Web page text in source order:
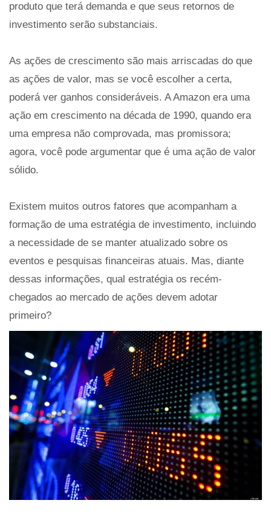
produto que terá demanda e que seus retornos de
investimento serão substanciais.
As ações de crescimento são mais arriscadas do que
as ações de valor, mas se você escolher a certa,
poderá ver ganhos consideráveis. A Amazon era uma
ação em crescimento na década de 1990, quando era
uma empresa não comprovada, mas promissora;
agora, você pode argumentar que é uma ação de valor
sólido.
Existem muitos outros fatores que acompanham a
formação de uma estratégia de investimento, incluindo
a necessidade de se manter atualizado sobre os
eventos e pesquisas financeiras atuais. Mas, diante
dessas informações, qual estratégia os recém-
chegados ao mercado de ações devem adotar
primeiro?